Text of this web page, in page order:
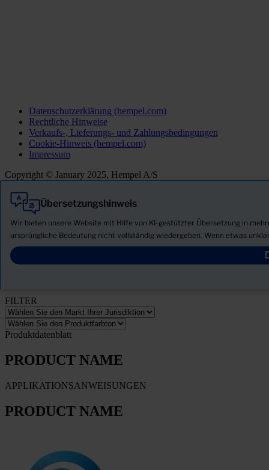
Datenschutzerklärung (hempel.com)
Rechtliche Hinweise
Verkaufs-, Lieferungs- und Zahlungsbedingungen
Cookie-Hinweis (hempel.com)
Impressum
Copyright © January 2025, Hempel A/S
Übersetzungshinweis
Wir bieten unsere Website mit Hilfe von KI-gestützter Übersetzung in
ursprüngliche Bedeutung nicht vollständig wiedergeben. Wenn etwas
Alle
Produkte
Sicherheitsdatenblatt herunterladen
FILTER
Produktdatenblatt
PRODUCT NAME
APPLIKATIONSANWEISUNGEN
PRODUCT NAME